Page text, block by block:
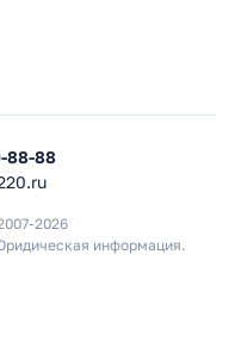
88-88
2026
информация.